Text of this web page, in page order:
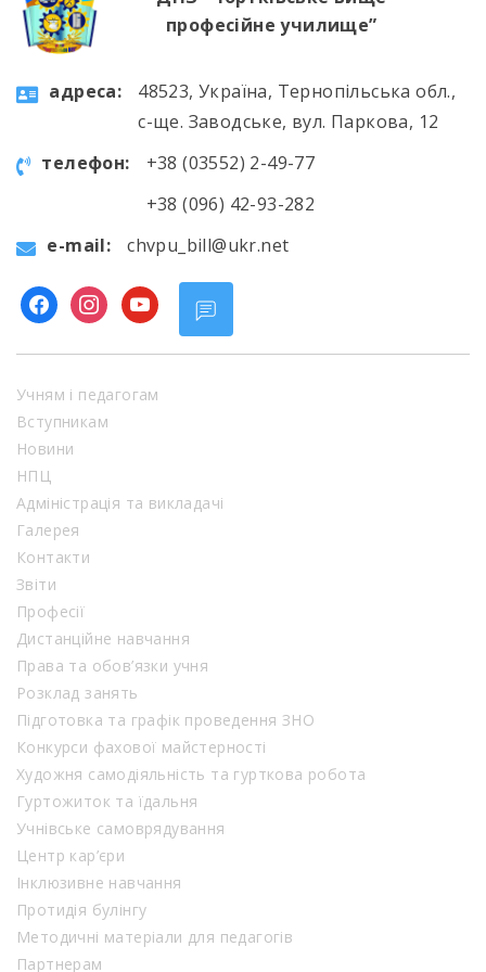
професійне училище”
aдресa:
48523, Україна, Тернопільська обл.,
с-ще. Заводське, вул. Паркова, 12
телефон:
+38 (03552) 2-49-77
+38 (096) 42-93-282
e-mail:
chvpu_bill@ukr.net
facebookinstagram
youtube
Учням і педагогам
Вступникам
Новини
НПЦ
Адміністрація та викладачі
Галерея
Контакти
Звіти
Професії
Дистанційне навчання
Права та обов’язки учня
Розклад занять
Підготовка та графік проведення ЗНО
Конкурси фахової майстерності
Художня самодіяльність та гурткова робота
Гуртожиток та їдальня
Учнівське самоврядування
Центр кар’єри
Інклюзивне навчання
Протидія булінгу
Методичні матеріали для педагогів
Партнерам